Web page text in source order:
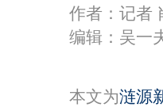
作者：记者
编辑：吴一
本文为涟源